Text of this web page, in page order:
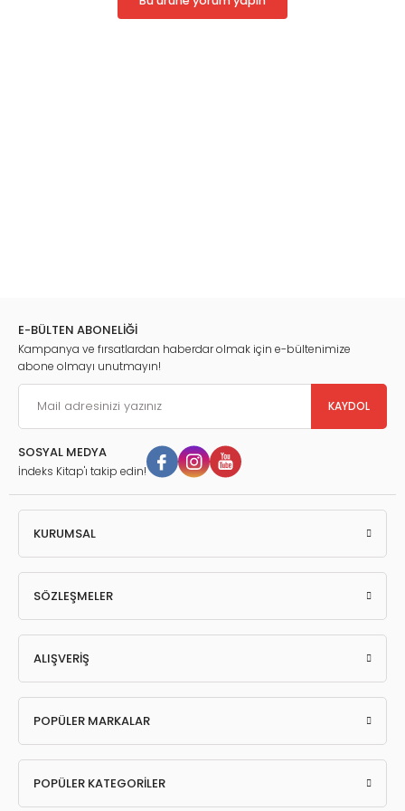
pazarlama iletişimi araçlarının bütünleşik bir mantıkla ve entegre
E-BÜLTEN ABONELİĞİ
Kampanya ve fırsatlardan haberdar olmak için e-bültenimize
abone olmayı unutmayın!
KAYDOL
SOSYAL MEDYA
İndeks Kitap'ı takip edin!
KURUMSAL
SÖZLEŞMELER
ALIŞVERİŞ
POPÜLER MARKALAR
POPÜLER KATEGORİLER